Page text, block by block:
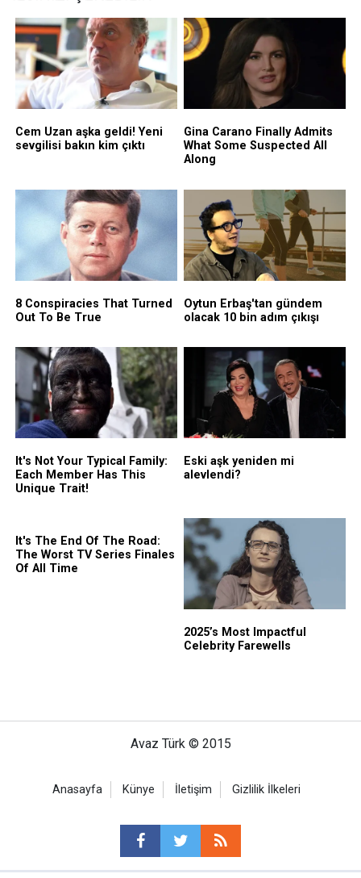
Avaz Türk © 2015
Anasayfa Künye İletişim Gizlilik İlkeleri